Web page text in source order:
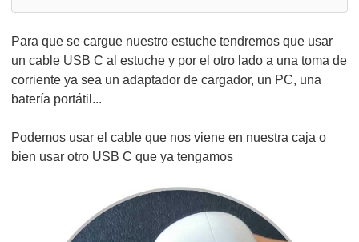
Para que se cargue nuestro estuche tendremos que usar
un cable USB C al estuche y por el otro lado a una toma de
corriente ya sea un adaptador de cargador, un PC, una
batería portátil...
Podemos usar el cable que nos viene en nuestra caja o
bien usar otro USB C que ya tengamos